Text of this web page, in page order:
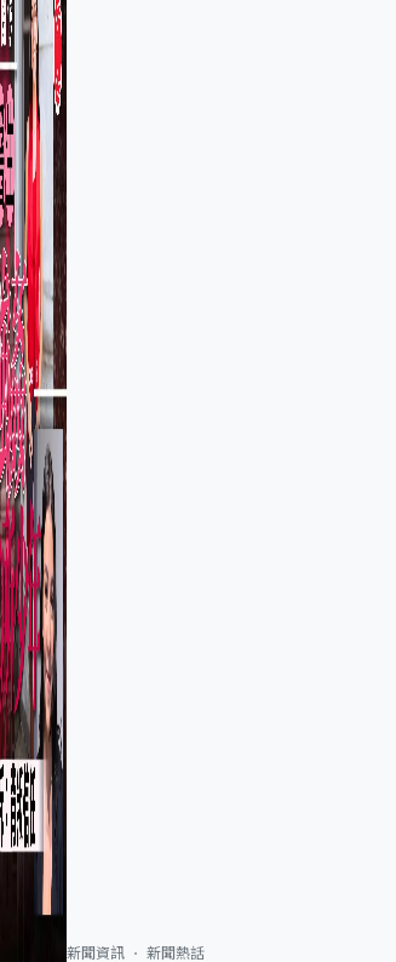
新聞資訊 新聞熱話